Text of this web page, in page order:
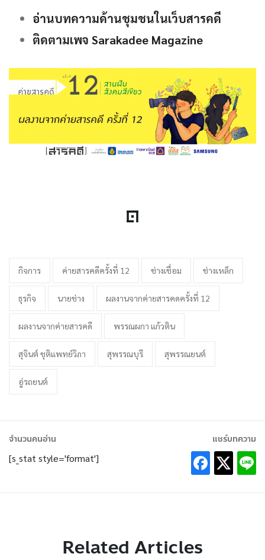
อ่านบทความด้านชุมชนในเว็บสารคดี
ติดตามเพจ Sarakadee Magazine
กิจการ ค่ายสารคดีครั้งที่ 12 ช่างเชื่อม ช่างเหล็ก
ธุรกิจ นายช่าง ผลงานจากค่ายสารคดครั้งที่ 12
ผลงานจากค่ายสารคดี พรรณผกา แก้วติน
สุจินต์ ชุติแพทย์วิภา สุพรรณบุรี สุพรรณยนต์
อู่รถยนต์
จำนวนคนอ่าน
[s_stat style='format']
แชร์บทความ
Related Articles